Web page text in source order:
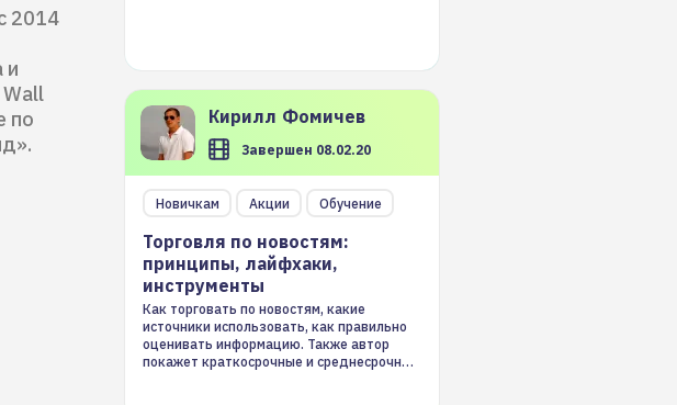
2014
и
по
Кирилл Фомичев
Завершен 08.02.20
Новичкам Акции Обучение
Торговля по новостям:
принципы, лайфхаки,
инструменты
Как торговать по новостям, какие
источники использовать, как правильно
оценивать информацию. Также автор
покажет краткосрочные и среднесрочные